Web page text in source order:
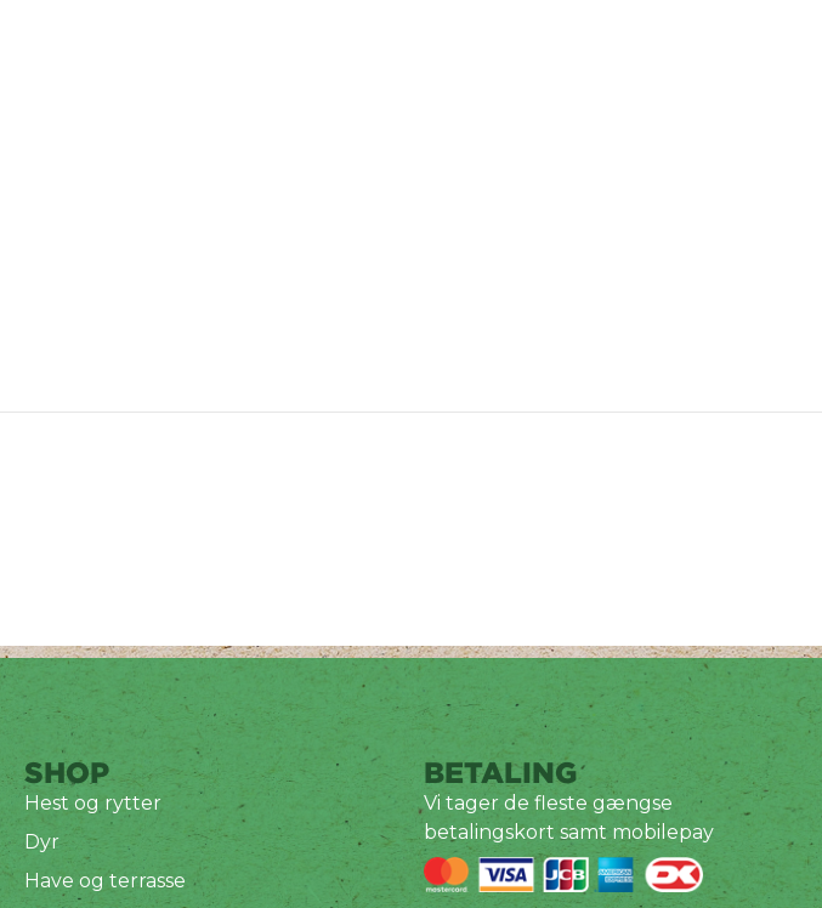
SHOP
Hest og rytter
Dyr
Have og terrasse
BETALING
Vi tager de fleste gængse
betalingskort samt mobilepay